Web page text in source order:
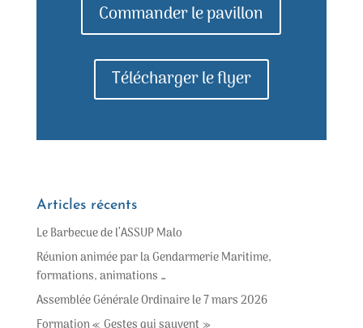
Commander le pavillon
Télécharger le flyer
Articles récents
Le Barbecue de l’ASSUP Malo
Réunion animée par la Gendarmerie Maritime,
formations, animations …
Assemblée Générale Ordinaire le 7 mars 2026